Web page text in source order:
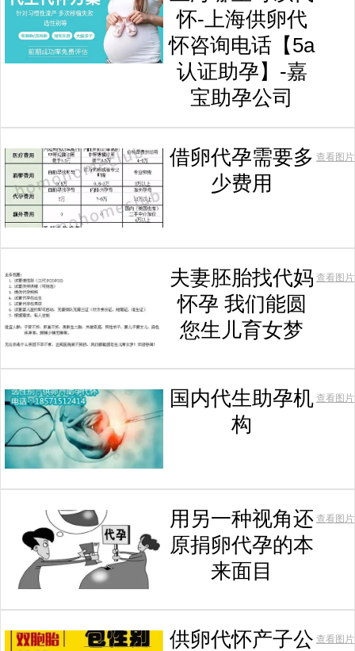
怀-上海供卵代
怀咨询电话【5a
认证助孕】-嘉
宝助孕公司
借卵代孕需要多
少费用
查看图片
夫妻胚胎找代妈
怀孕 我们能圆
您生儿育女梦
查看图片
国内代生助孕机
构
查看图片
用另一种视角还
原捐卵代孕的本
来面目
查看图片
供卵代怀产子公 查看图片